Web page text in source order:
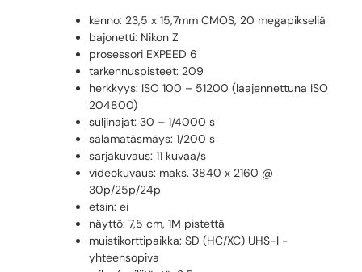
kenno: 23,5 x 15,7mm CMOS, 20 megapikseliä
bajonetti: Nikon Z
prosessori EXPEED 6
tarkennuspisteet: 209
herkkyys: ISO 100 – 51200 (laajennettuna ISO
204800)
suljinajat: 30 – 1/4000 s
salamatäsmäys: 1/200 s
sarjakuvaus: 11 kuvaa/s
videokuvaus: maks. 3840 x 2160 @
30p/25p/24p
etsin: ei
näyttö: 7,5 cm, 1M pistettä
muistikorttipaikka: SD (HC/XC) UHS-I -
yhteensopiva